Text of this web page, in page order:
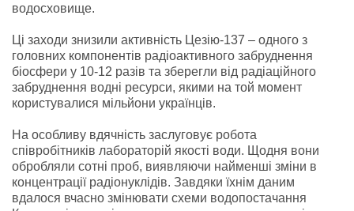
водосховище.
Ці заходи знизили активність Цезію-137 – одного з
головних компонентів радіоактивного забруднення
біосфери у 10-12 разів та зберегли від радіаційного
забруднення водні ресурси, якими на той момент
користувалися мільйони українців.
На особливу вдячність заслуговує робота
співробітників лабораторій якості води. Щодня вони
обробляли сотні проб, виявляючи найменші зміни в
концентрації радіонуклідів. Завдяки їхнім даним
вдалося вчасно змінювати схеми водопостачання